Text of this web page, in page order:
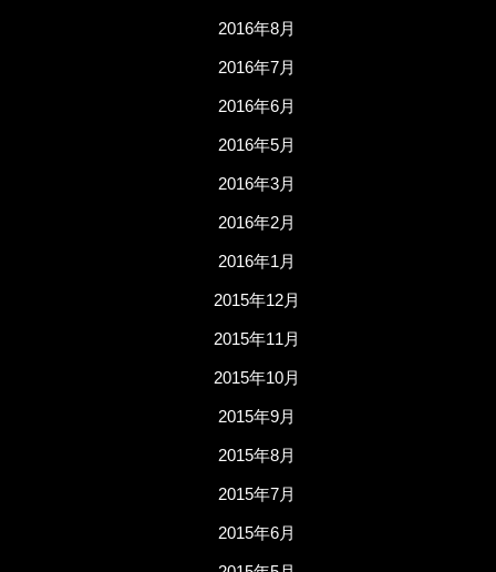
2016年8月
2016年7月
2016年6月
2016年5月
2016年3月
2016年2月
2016年1月
2015年12月
2015年11月
2015年10月
2015年9月
2015年8月
2015年7月
2015年6月